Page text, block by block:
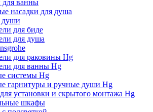
ванны
насадки для душа
души
для биде
для душа
для раковины Hg
для ванны Hg
системы Hg
гарнитуры и ручные души Hg
установки и скрытого монтажа Hg
шкафы